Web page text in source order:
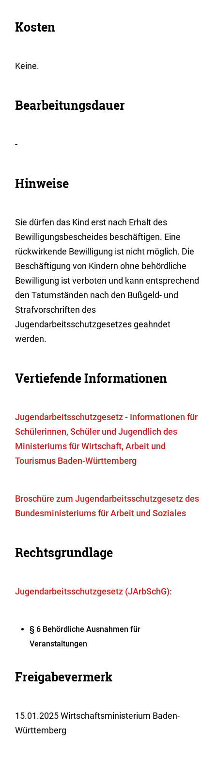
Kosten
Keine.
Bearbeitungsdauer
-
Hinweise
Sie dürfen das Kind erst nach Erhalt des
Bewilligungsbescheides beschäftigen. Eine
rückwirkende Bewilligung ist nicht möglich. Die
Beschäftigung von Kindern ohne behördliche
Bewilligung ist verboten und kann entsprechend
den Tatumständen nach den Bußgeld- und
Strafvorschriften des
Jugendarbeitsschutzgesetzes geahndet
werden.
Vertiefende Informationen
Jugendarbeitsschutzgesetz - Informationen für
Schülerinnen, Schüler und Jugendlich des
Ministeriums für Wirtschaft, Arbeit und
Tourismus Baden-Württemberg
Broschüre zum Jugendarbeitsschutzgesetz des
Bundesministeriums für Arbeit und Soziales
Rechtsgrundlage
Jugendarbeitsschutzgesetz (JArbSchG):
§ 6 Behördliche Ausnahmen für
Veranstaltungen
Freigabevermerk
15.01.2025 Wirtschaftsministerium Baden-
Württemberg